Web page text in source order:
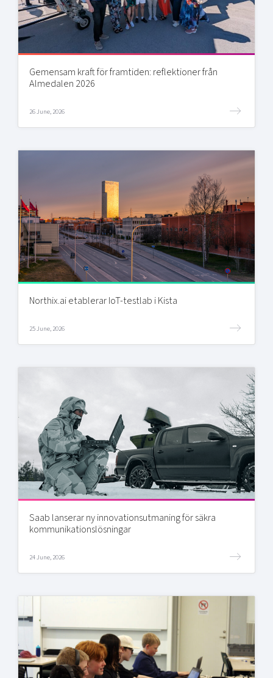
Gemensam kraft för framtiden: reflektioner från
Almedalen 2026
26 June, 2026
Northix.ai etablerar IoT-testlab i Kista
25 June, 2026
Saab lanserar ny innovationsutmaning för säkra
kommunikationslösningar
24 June, 2026